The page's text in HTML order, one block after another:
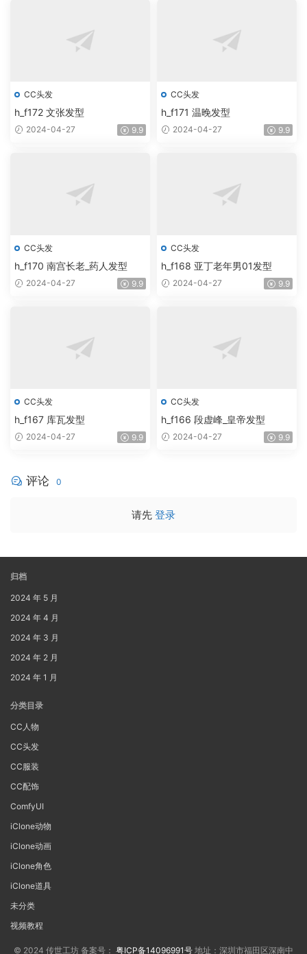
CC头发
h_f172 文张发型
2024-04-27 9.9
CC头发
h_f171 温晚发型
2024-04-27 9.9
CC头发
h_f170 南宫长老_药人发型
2024-04-27 9.9
CC头发
h_f168 亚丁老年男01发型
2024-04-27 9.9
CC头发
h_f167 库瓦发型
2024-04-27 9.9
CC头发
h_f166 段虚峰_皇帝发型
2024-04-27 9.9
评论 0
请先 登录
归档
2024 年 5 月
2024 年 4 月
2024 年 3 月
2024 年 2 月
2024 年 1 月
分类目录
CC人物
CC头发
CC服装
CC配饰
ComfyUI
iClone动物
iClone动画
iClone角色
iClone道具
未分类
视频教程
© 2024 传世工坊 备案号： 粤ICP备14096991号 地址：深圳市福田区深南中